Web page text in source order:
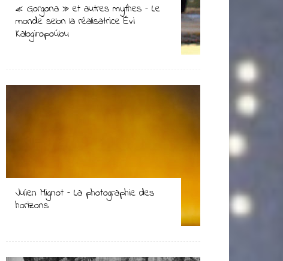
« Gorgona » et autres mythes – Le
monde selon la réalisatrice Évi
Kalogiropoúlou
Julien Mignot – La photographie des
horizons